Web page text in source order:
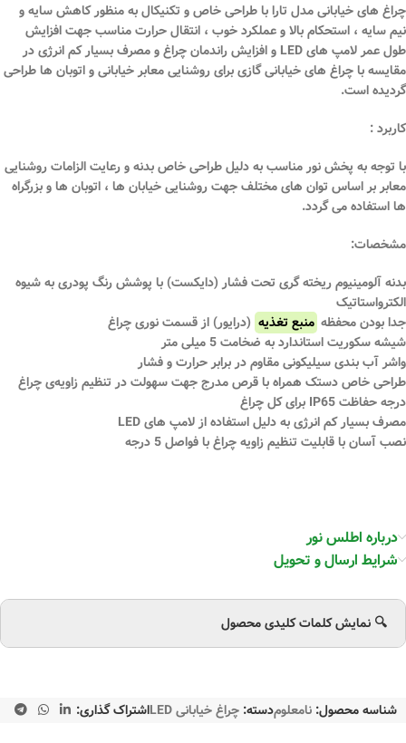
چراغ های خیابانی مدل تارا با طراحی خاص و تکنیکال به منظور کاهش سایه و
نیم سایه ، استحکام بالا و عملکرد خوب ، انتقال حرارت مناسب جهت افزایش
طول عمر لامپ های LED و افزایش راندمان چراغ و مصرف بسیار کم انرژی در
مقایسه با چراغ‌ های خیابانی گازی برای روشنایی معابر خیابانی و اتوبان ها طراحی
گردیده است.
کاربرد :
با توجه به پخش نور مناسب به دلیل طراحی خاص بدنه و رعایت الزامات روشنایی
معابر بر اساس توان های مختلف جهت روشنایی خیابان ‌ها ، اتوبان ها و بزرگراه
ها استفاده می گردد.
مشخصات:
بدنه آلومینیوم ریخته گری تحت فشار (دایکست) با پوشش رنگ پودری به شیوه
الکترواستاتیک
جدا بودن محفظه منبع تغذیه (درایور) از قسمت نوری چراغ
شیشه سکوریت استاندارد به ضخامت 5 میلی متر
واشر آب بندی سیلیکونی مقاوم در برابر حرارت و فشار
طراحی خاص دستک همراه با قرص مدرج جهت سهولت در تنظیم زاویه‌ی چراغ
درجه حفاظت IP65 برای کل چراغ
مصرف بسیار کم انرژی به دلیل استفاده از لامپ های LED
نصب آسان با قابلیت تنظیم زاویه چراغ با فواصل 5 درجه
درباره اطلس نور
شرایط ارسال و تحویل
🔍 نمایش کلمات کلیدی محصول
شناسه محصول: نامعلومدسته: چراغ خیابانی LED اشتراک گذاری: